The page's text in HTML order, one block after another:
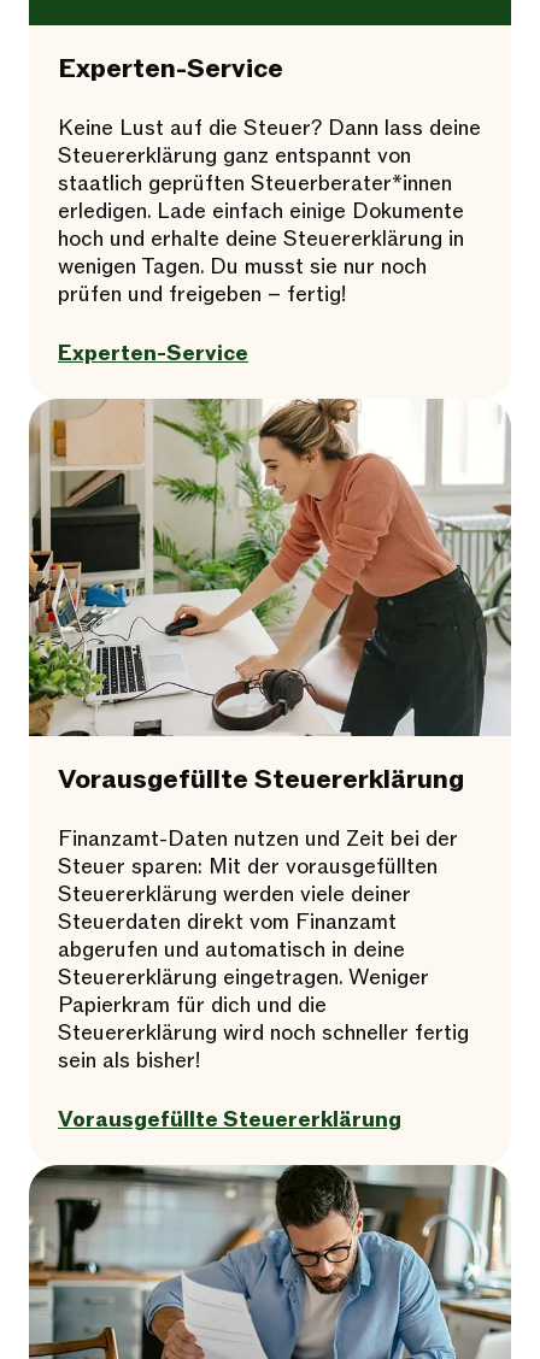
Experten-Service
Keine Lust auf die Steuer? Dann lass deine
Steuererklärung ganz entspannt von
staatlich geprüften Steuerberater*innen
erledigen. Lade einfach einige Dokumente
hoch und erhalte deine Steuererklärung in
wenigen Tagen. Du musst sie nur noch
prüfen und freigeben – fertig!
Experten-Service
Vorausgefüllte Steuererklärung
Finanzamt-Daten nutzen und Zeit bei der
Steuer sparen: Mit der vorausgefüllten
Steuererklärung werden viele deiner
Steuerdaten direkt vom Finanzamt
abgerufen und automatisch in deine
Steuererklärung eingetragen. Weniger
Papierkram für dich und die
Steuererklärung wird noch schneller fertig
sein als bisher!
Vorausgefüllte Steuererklärung